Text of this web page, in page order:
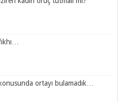
ortayı bulamadık…